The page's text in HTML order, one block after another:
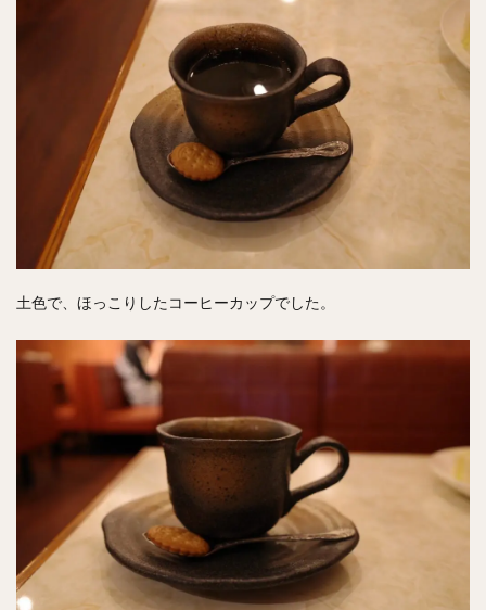
土色で、ほっこりしたコーヒーカップでした。